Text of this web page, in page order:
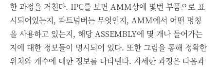
한 과정을 거친다. IPC를 보면 AMM상에 몇번 부품으로 표
시되어있는지, 파트넘버는 무엇인지, AMM에서 어떤 명칭
을 사용하고 있는지, 해당 ASSEMBLY에 몇 개나 들어가는
지에 대한 정보들이 명시되어 있다. 또한 그림을 통해 정확한
위치와 개수에 대한 정보를 나타낸다. 자세한 과정은 다음과